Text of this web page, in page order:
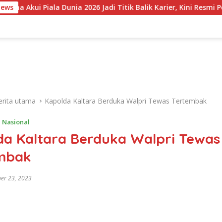
Dunia 2026 Jadi Titik Balik Karier, Kini Resmi Perkuat Colo-
utama Kapolda Kaltara Berduka Walpri Tewas Tertembak
Nasional
Kaltara Berduka Walpri Tewas
23, 2023